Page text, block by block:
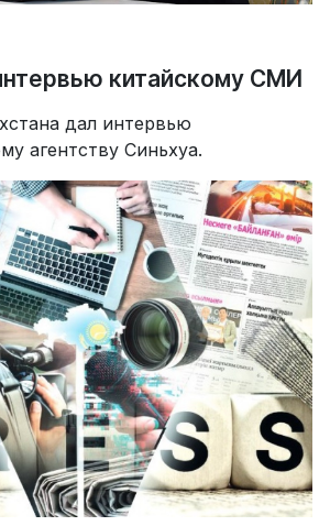
китайскому СМИ
дал интервью
агентству Синьхуа.